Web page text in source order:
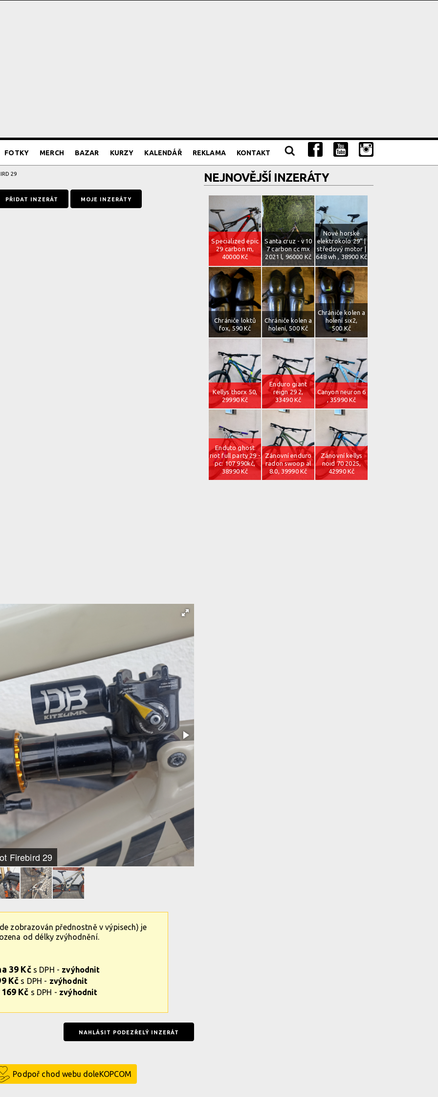
FOTKY MERCH BAZAR KURZY KALENDÁŘ REKLAMA KONTAKT
29
PŘIDAT INZERÁT MOJE INZERÁTY
Firebird 29
zobrazován přednostně v výpisech) je
od délky zvýhodnění.
39 Kčs DPH - zvýhodnit
Kč s DPH - zvýhodnit
Kč s DPH - zvýhodnit
NAHLÁSIT PODEZŘELÝ INZERÁT
Podpoř chod webu doleKOPCOM
NEJNOVĚJŠÍ INZERÁTY
Specialized epic
29 carbon m,
40000 Kč
Santa cruz - v10
7 carbon cc mx
2021 l, 96000 Kč
Nové horské
elektrokolo 29” |
středový motor |
648 wh , 38900 Kč
Chrániče loktů
fox, 590 Kč
Chrániče kolen a
holení, 500 Kč
Chrániče kolen a
holení six2,
500 Kč
Kellys thorx 50,
29990 Kč
Enduro giant
reign 29 2,
33490 Kč
Canyon neuron 6
, 35990 Kč
Enduto ghost
riot full party 29 -
pc: 107 990kč,
38990 Kč
Zánovní enduro
radon swoop al
8.0, 39990 Kč
Zánovní kellys
noid 70 2025,
42990 Kč